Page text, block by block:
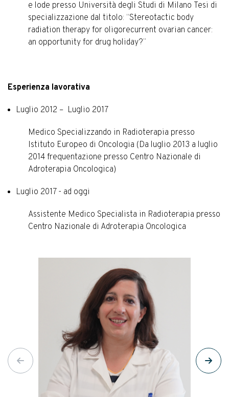
e lode presso Università degli Studi di Milano Tesi di
specializzazione dal titolo: “Stereotactic body
radiation therapy for oligorecurrent ovarian cancer:
an opportunity for drug holiday?”
Esperienza lavorativa
Luglio 2012 – Luglio 2017
Medico Specializzando in Radioterapia presso
Istituto Europeo di Oncologia (Da luglio 2013 a luglio
2014 frequentazione presso Centro Nazionale di
Adroterapia Oncologica)
Luglio 2017 - ad oggi
Assistente Medico Specialista in Radioterapia presso
Centro Nazionale di Adroterapia Oncologica